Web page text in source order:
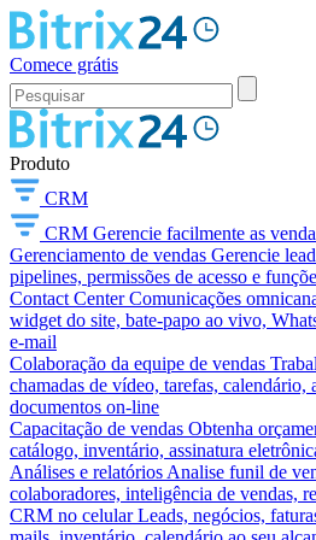
Comece grátis
Produto
CRM
CRM Gerencie facilmente as
Gerenciamento de vendas Gerencie
pipelines, permissões de acesso e
Contact Center Comunicações
widget do site, bate-papo ao vivo,
e-mail
Colaboração da equipe de vendas
chamadas de vídeo, tarefas, calendário,
documentos on-line
Capacitação de vendas Obtenha
catálogo, inventário, assinatura
Análises e relatórios Analise funil de
colaboradores, inteligência de vendas,
CRM no celular Leads, negócios,